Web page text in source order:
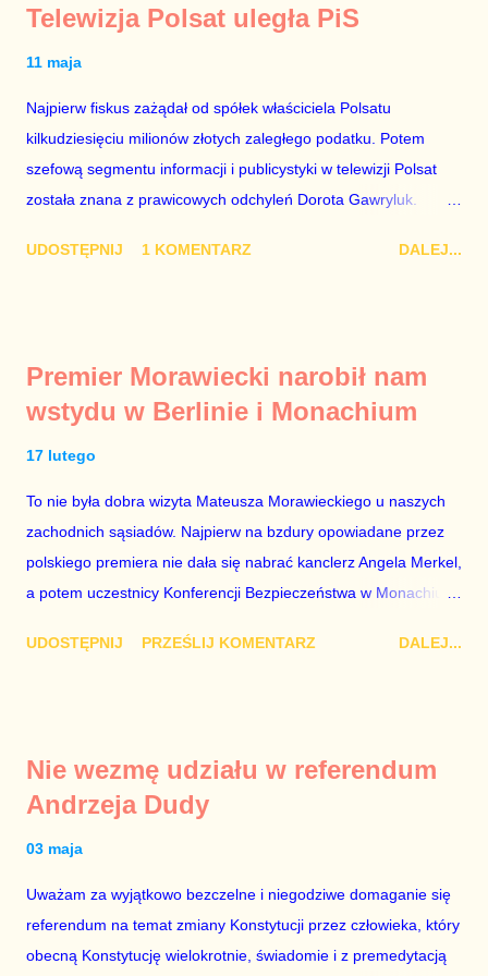
Telewizja Polsat uległa PiS
11 maja
Najpierw fiskus zażądał od spółek właściciela Polsatu
kilkudziesięciu milionów złotych zaległego podatku. Potem
szefową segmentu informacji i publicystyki w telewizji Polsat
została znana z prawicowych odchyleń Dorota Gawryluk.
marionetka partii rządzącej, żona agenta SB, który jest obecnie
tylko tam, gdzie nie ma trudnych pytań. Taki obrót spraw
przyjmuję ze smutkiem. Właściciela Polsatu – Zygmunta
znowu dał się złamać partii Jarosława Kaczyńskiego. Znowu,
bo w 2007 roku też tak się stało. Na kilka tygodni przed
przedterminowymi wyborami parlamentarnymi do biur Solorza
politycy PiS wysłali Agencję Bezpieczeństwa Wewnętrznego, a
UDOSTĘPNIJ 1 KOMENTARZ DALEJ...
Premier Morawiecki narobił nam
wstydu w Berlinie i Monachium
17 lutego
To nie była dobra wizyta Mateusza Morawieckiego u naszych
zachodnich sąsiadów. Najpierw na bzdury opowiadane przez
polskiego premiera nie dała się nabrać kanclerz Angela Merkel,
a potem uczestnicy Konferencji Bezpieczeństwa w Monachium.
Merkel i Morawieckiego narastało we mnie zażenowanie. Było
brednie, że Polska może być motorem wzrostu gospodarczego
całej Unii Europejskiej. To tak, jakby rower miał ciągnąć
z roku 1951, czyli czasów stalinizmu. To pewnie dlatego, że nie
chciało mu przejść przez gardło pochwalenie gospodarczej
sytuacji naszego kraju z lat 2007-2015. Bardzo to małe i
UDOSTĘPNIJ PRZEŚLIJ KOMENTARZ DALEJ...
Nie wezmę udziału w referendum
Andrzeja Dudy
03 maja
Uważam za wyjątkowo bezczelne i niegodziwe domaganie się
referendum na temat zmiany Konstytucji przez człowieka, który
obecną Konstytucję wielokrotnie, świadomie i z premedytacją